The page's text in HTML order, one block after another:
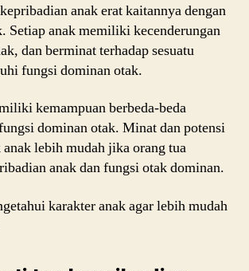
anak erat kaitannya dengan
Setiap anak memiliki kecenderungan
dan berminat terhadap sesuatu
fungsi dominan otak.
kemampuan berbeda-beda
dominan otak. Minat dan potensi
lebih mudah jika orang tua
anak dan fungsi otak dominan.
karakter anak agar lebih mudah